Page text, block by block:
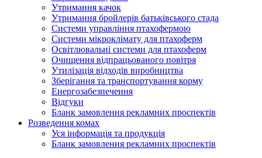
Утримання качок
Утримання бройлерів батьківського стада
Системи управління птахофермою
Системи мікроклімату для птахоферм
Освітлювальні системи для птахоферм
Очищення відпрацьованого повітря
Утилізація відходів виробництва
Зберігання та транспортування корму
Енергозабезпечення
Відгуки
Бланк замовлення рекламних проспектів
Розведення комах
Уся інформація та продукція
Бланк замовлення рекламних проспектів